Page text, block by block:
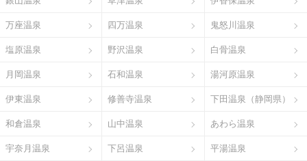
万座温泉 四万温泉 鬼怒川温泉
塩原温泉 野沢温泉 白骨温泉
月岡温泉 石和温泉 湯河原温泉
伊東温泉 修善寺温泉 下田温泉（静岡県）
和倉温泉 山中温泉 あわら温泉
宇奈月温泉 下呂温泉 平湯温泉